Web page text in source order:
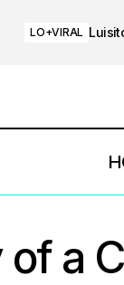
LO+VIRAL
a